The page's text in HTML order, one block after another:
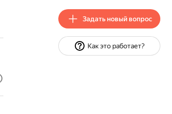
Задать новый вопрос
Как это работает?